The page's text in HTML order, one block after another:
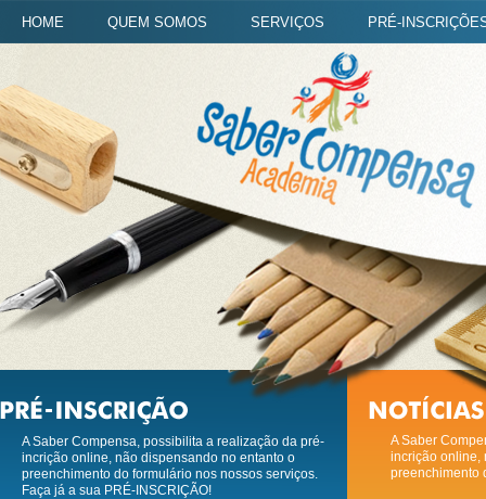
HOME QUEM SOMOS SERVIÇOS PRÉ-
A Saber Compensa, possibilita a realização da pré-
incrição online, não dispensando no entanto o
preenchimento do formulário nos nossos serviços.
Faça já a sua PRÉ-INSCRIÇÃO!
2021-03-05.
A Saber
incrição online,